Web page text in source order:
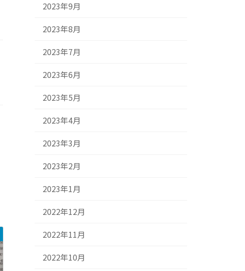
2023年9月
2023年8月
2023年7月
2023年6月
2023年5月
2023年4月
2023年3月
2023年2月
2023年1月
2022年12月
2022年11月
2022年10月